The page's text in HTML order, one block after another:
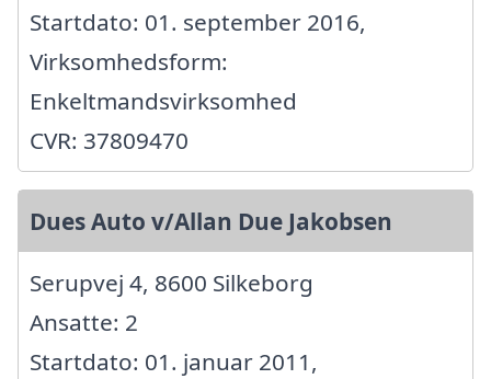
Startdato: 01. september 2016,
Virksomhedsform:
Enkeltmandsvirksomhed
CVR: 37809470
Dues Auto v/Allan Due Jakobsen
Serupvej 4, 8600 Silkeborg
Ansatte: 2
Startdato: 01. januar 2011,